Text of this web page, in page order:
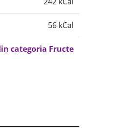
56 kCal
categoria Fructe